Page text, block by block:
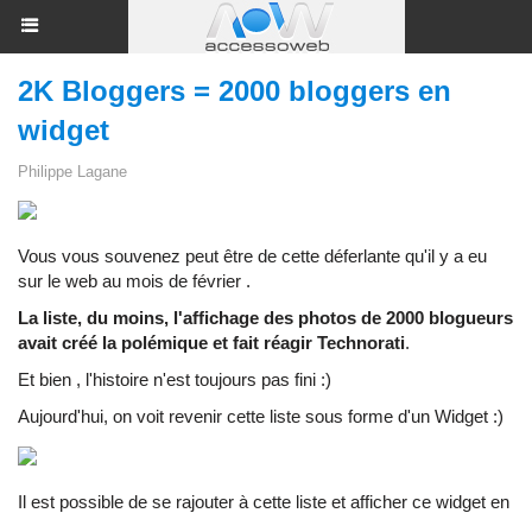
2K Bloggers = 2000 bloggers en
widget
Philippe Lagane
Vous vous souvenez peut être de cette déferlante qu'il y a eu
sur le web au mois de février .
La liste, du moins, l'affichage des photos de 2000 blogueurs
avait créé la polémique et fait réagir Technorati.
Et bien , l'histoire n'est toujours pas fini :)
Aujourd'hui, on voit revenir cette liste sous forme d'un Widget :)
Il est possible de se rajouter à cette liste et afficher ce widget en